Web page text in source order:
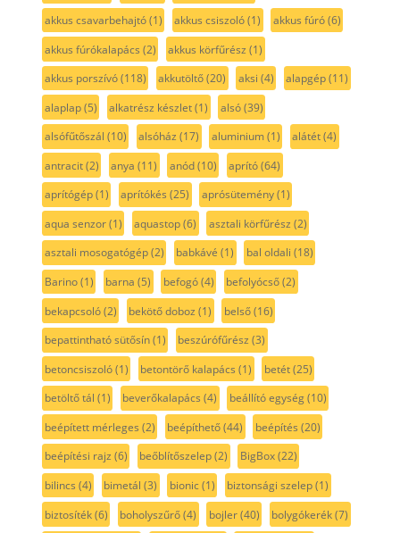
akkus csavarbehajtó(1) akkus csiszoló(1) akkus fúró(6)
akkus fúrókalapács (2) akkus körfűrész (1)
akkus porszívó(118) akkutöltő(20) aksi (4) alapgép(11)
alaplap(5) alkatrész készlet(1) alsó(39)
alsófűtőszál (10) alsóház (17) aluminium(1) alátét(4)
antracit(2) anya (11) anód(10) aprító(64)
aprítógép(1) aprítókés (25) aprósütemény(1)
aqua senzor(1) aquastop(6) asztali körfűrész (2)
asztali mosogatógép(2) babkávé (1) bal oldali (18)
Barino(1) barna (5) befogó(4) befolyócső(2)
bekapcsoló(2) bekötő doboz (1) belső(16)
bepattintható sütősín(1) beszúrófűrész (3)
betoncsiszoló(1) betontörő kalapács (1) betét(25)
betöltő tál (1) beverőkalapács (4) beállító egység(10)
beépített mérleges (2) beépíthető(44) beépítés (20)
beépítési rajz (6) beőblítőszelep(2) BigBox(22)
bilincs (4) bimetál (3) bionic(1) biztonsági szelep(1)
biztosíték(6) boholyszűrő(4) bojler(40) bolygókerék(7)